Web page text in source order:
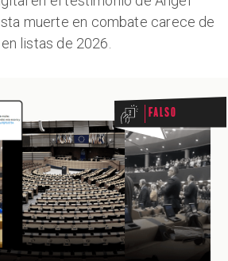
muerte en combate carece de
listas de 2026.
Falso